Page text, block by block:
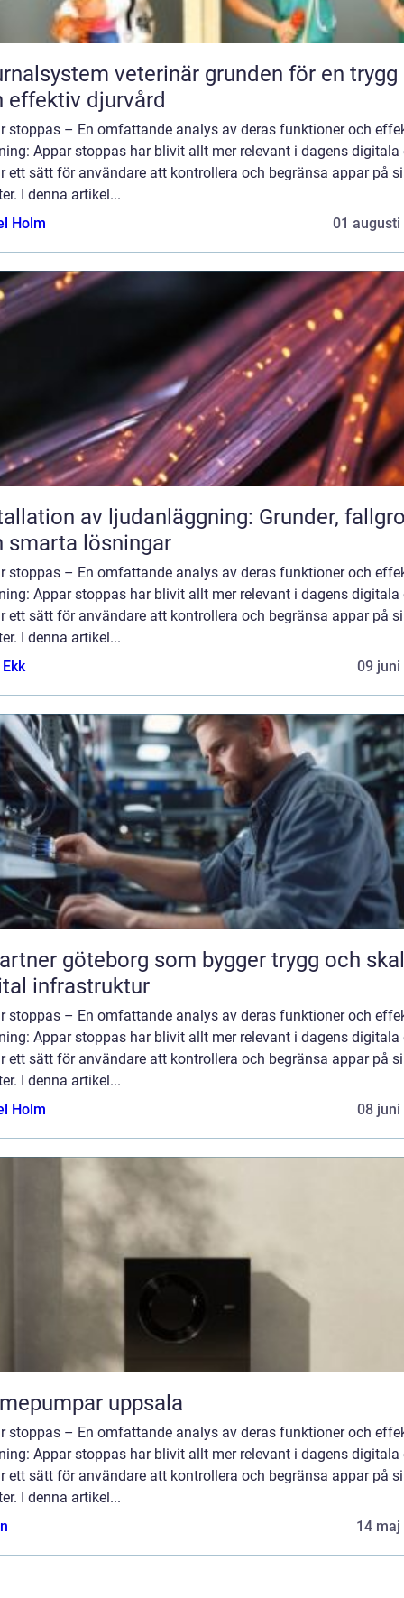
veterinär grunden för en trygg
effektiv djurvård
stoppas – En omfattande analys av deras funktioner och
Appar stoppas har blivit allt mer relevant i dagens digitala
ett sätt för användare att kontrollera och begränsa appar på
I denna artikel...
Holm
01 augusti
av ljudanläggning: Grunder,
smarta lösningar
stoppas – En omfattande analys av deras funktioner och
Appar stoppas har blivit allt mer relevant i dagens digitala
ett sätt för användare att kontrollera och begränsa appar på
I denna artikel...
09 juni
göteborg som bygger trygg och
infrastruktur
stoppas – En omfattande analys av deras funktioner och
Appar stoppas har blivit allt mer relevant i dagens digitala
ett sätt för användare att kontrollera och begränsa appar på
I denna artikel...
Holm
08 juni
uppsala
stoppas – En omfattande analys av deras funktioner och
Appar stoppas har blivit allt mer relevant i dagens digitala
ett sätt för användare att kontrollera och begränsa appar på
I denna artikel...
14 maj